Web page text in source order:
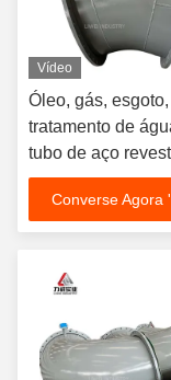
Vídeo
Óleo, gás, esgoto,
tratamento de
tubo de aço
borracha,
corrosão, flange
carbono
Converse Agora '